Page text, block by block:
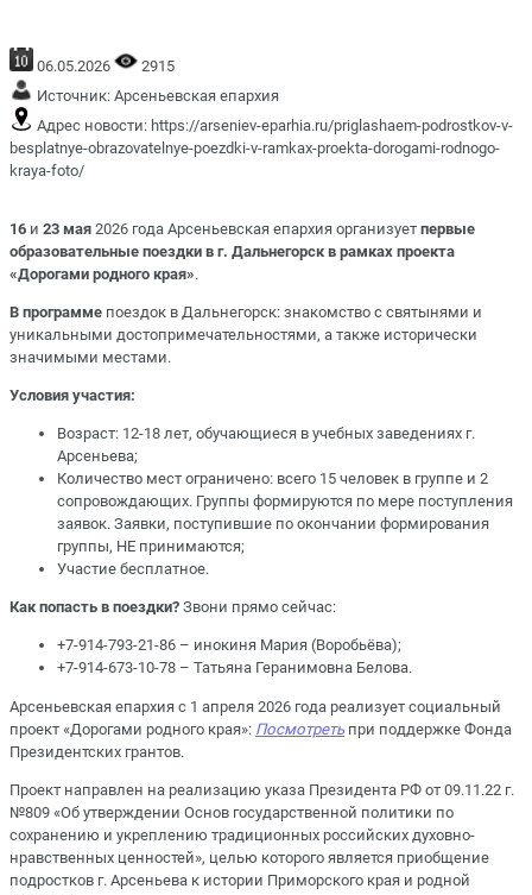
06.05.2026
2915
Источник: Арсеньевская епархия
Адрес новости: https://arseniev-eparhia.ru/priglashaem-podrostkov-v-
besplatnye-obrazovatelnye-poezdki-v-ramkax-proekta-dorogami-rodnogo-
kraya-foto/
16 и 23 мая 2026 года Арсеньевская епархия организует первые
образовательные поездки в г. Дальнегорск в рамках проекта
«Дорогами родного края».
В программе поездок в Дальнегорск: знакомство с святынями и
уникальными достопримечательностями, а также исторически
значимыми местами.
Условия участия:
Возраст: 12-18 лет, обучающиеся в учебных заведениях г.
Арсеньева;
Количество мест ограничено: всего 15 человек в группе и 2
сопровождающих. Группы формируются по мере поступления
заявок. Заявки, поступившие по окончании формирования
группы, НЕ принимаются;
Участие бесплатное.
Как попасть в поездки? Звони прямо сейчас:
+7-914-793-21-86 – инокиня Мария (Воробьёва);
+7-914-673-10-78 – Татьяна Геранимовна Белова.
Арсеньевская епархия с 1 апреля 2026 года реализует социальный
проект «Дорогами родного края»: Посмотреть при поддержке Фонда
Президентских грантов.
Проект направлен на реализацию указа Президента РФ от 09.11.22 г.
№809 «Об утверждении Основ государственной политики по
сохранению и укреплению традиционных российских духовно-
нравственных ценностей», целью которого является приобщение
подростков г. Арсеньева к истории Приморского края и родной